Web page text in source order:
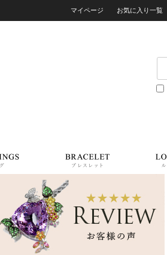
マイページ お気に入り一覧